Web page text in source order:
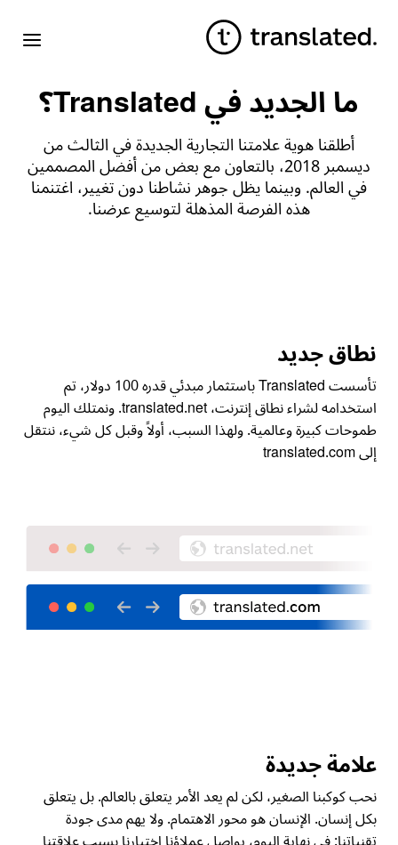
ما الجديد في Translated؟
أطلقنا هوية علامتنا التجارية الجديدة في الثالث من
ديسمبر 2018، بالتعاون مع بعض من أفضل المصممين
في العالم. وبينما يظل جوهر نشاطنا دون تغيير، اغتنمنا
هذه الفرصة المذهلة لتوسيع عرضنا.
نطاق جديد
تأسست Translated باستثمار مبدئي قدره 100 دولار، تم
استخدامه لشراء نطاق إنترنت،translated.net. ونمتلك اليوم
طموحات كبيرة وعالمية. ولهذا السبب، أولاً وقبل كل شيء، ننتقل
إلىtranslated.com
علامة جديدة
نحب كوكبنا الصغير، لكن لم يعد الأمر يتعلق بالعالم. بل يتعلق
بكل إنسان.الإنسان هو محور الاهتمام. ولا يهم مدى جودة